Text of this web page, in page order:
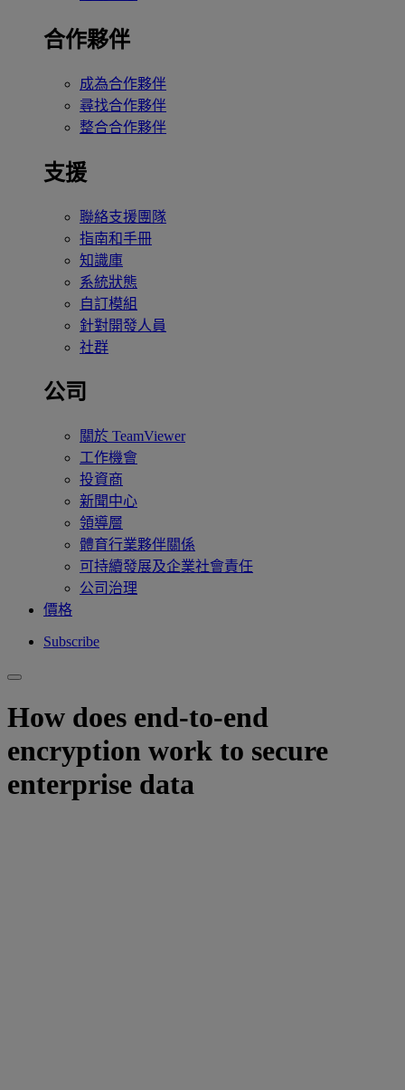
合作夥伴
成為合作夥伴
尋找合作夥伴
整合合作夥伴
支援
聯絡支援團隊
指南和手冊
知識庫
系統狀態
自訂模組
針對開發人員
社群
公司
關於 TeamViewer
工作機會
投資商
新聞中心
領導層
體育行業夥伴關係
可持續發展及企業社會責任
公司治理
價格
Subscribe
How does end-to-end
encryption work to secure
enterprise data